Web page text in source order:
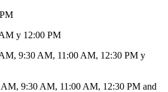
y 12:00 PM
9:30 AM, 11:00 AM, 12:30 PM y
9:30 AM, 11:00 AM, 12:30 PM and